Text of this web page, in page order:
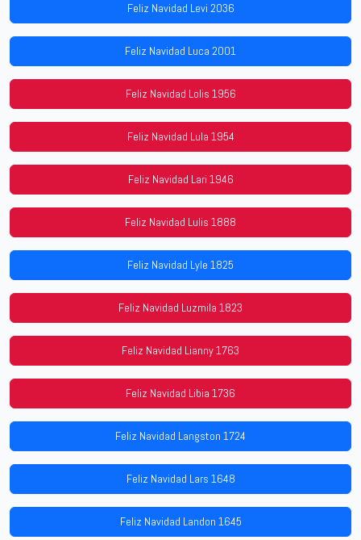
Feliz Navidad Levi 2036
Feliz Navidad Luca 2001
Feliz Navidad Lolis 1956
Feliz Navidad Lula 1954
Feliz Navidad Lari 1946
Feliz Navidad Lulis 1888
Feliz Navidad Lyle 1825
Feliz Navidad Luzmila 1823
Feliz Navidad Lianny 1763
Feliz Navidad Libia 1736
Feliz Navidad Langston 1724
Feliz Navidad Lars 1648
Feliz Navidad Landon 1645